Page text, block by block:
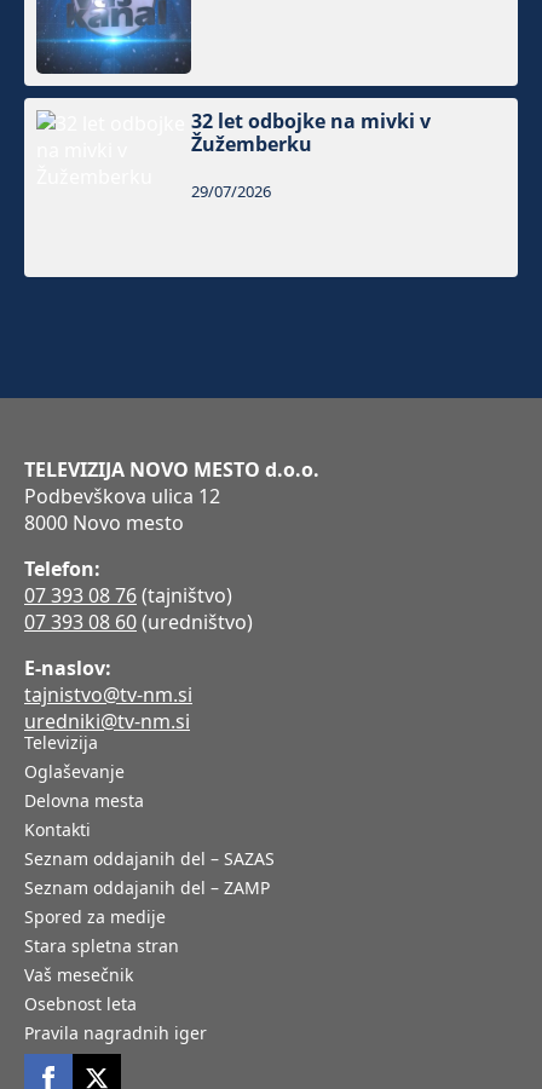
32 let odbojke na mivki v
Žužemberku
29/07/2026
TELEVIZIJA NOVO MESTO d.o.o.
Podbevškova ulica 12
8000 Novo mesto
Telefon:
07 393 08 76(tajništvo)
07 393 08 60(uredništvo)
E-naslov:
tajnistvo@tv-nm.si
uredniki@tv-nm.si
Televizija
Oglaševanje
Delovna mesta
Kontakti
Seznam oddajanih del – SAZAS
Seznam oddajanih del – ZAMP
Spored za medije
Stara spletna stran
Vaš mesečnik
Osebnost leta
Pravila nagradnih iger